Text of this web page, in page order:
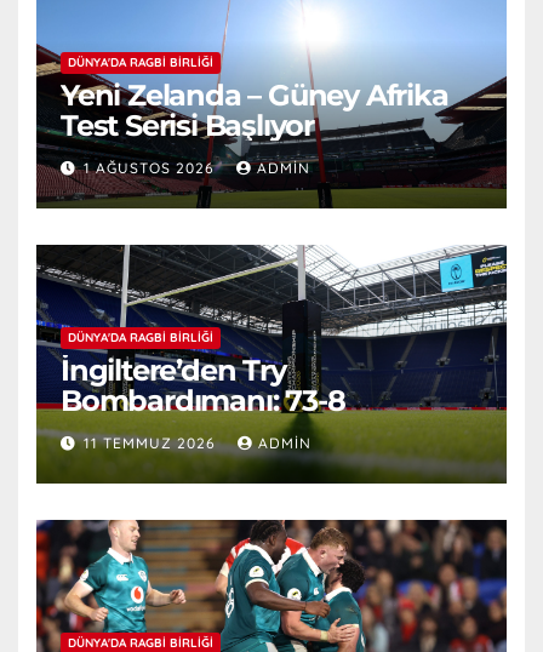
DÜNYA'DA RAGBI BIRLIĞI
Yeni Zelanda – Güney Afrika
Test Serisi Başlıyor
1 AĞUSTOS 2026 ADMIN
DÜNYA'DA RAGBI BIRLIĞI
İngiltere’den Try
Bombardımanı: 73-8
11 TEMMUZ 2026 ADMIN
DÜNYA'DA RAGBI BIRLIĞI